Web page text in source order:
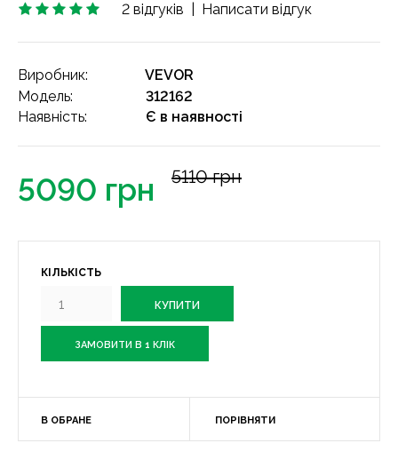
2 відгуків Написати відгук
Виробник:
VEVOR
Модель:
312162
Наявність:
Є в наявності
5090 грн 5110 грн
КІЛЬКІСТЬ
ЗАМОВИТИ В 1 КЛІК
В ОБРАНЕ ПОРІВНЯТИ